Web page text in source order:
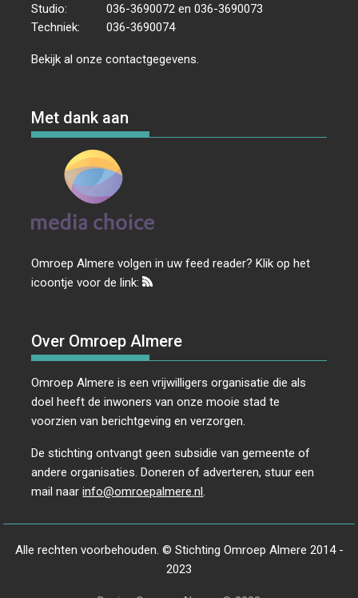
Studio:
036-3690072 en 036-3690073
Techniek:
036-3690074
Bekijk al onzecontactgegevens.
Met dank aan
Omroep Almere volgen in uw feed reader? Klik op het
icoontje voor de link:
Over Omroep Almere
Omroep Almere is een vrijwilligers organisatie die als
doel heeft de inwoners van onze mooie stad te
voorzien van berichtgeving en verzorgen.
De stichting ontvangt geen subsidie van gemeente of
andere organisaties. Doneren of adverteren, stuur een
mail naarinfo@omroepalmere.nl.
Alle rechten voorbehouden. © Stichting Omroep Almere 2014 -
2023